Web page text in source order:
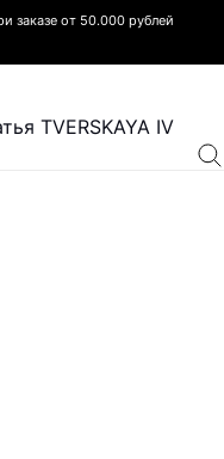
заказе от 50.000 рублей